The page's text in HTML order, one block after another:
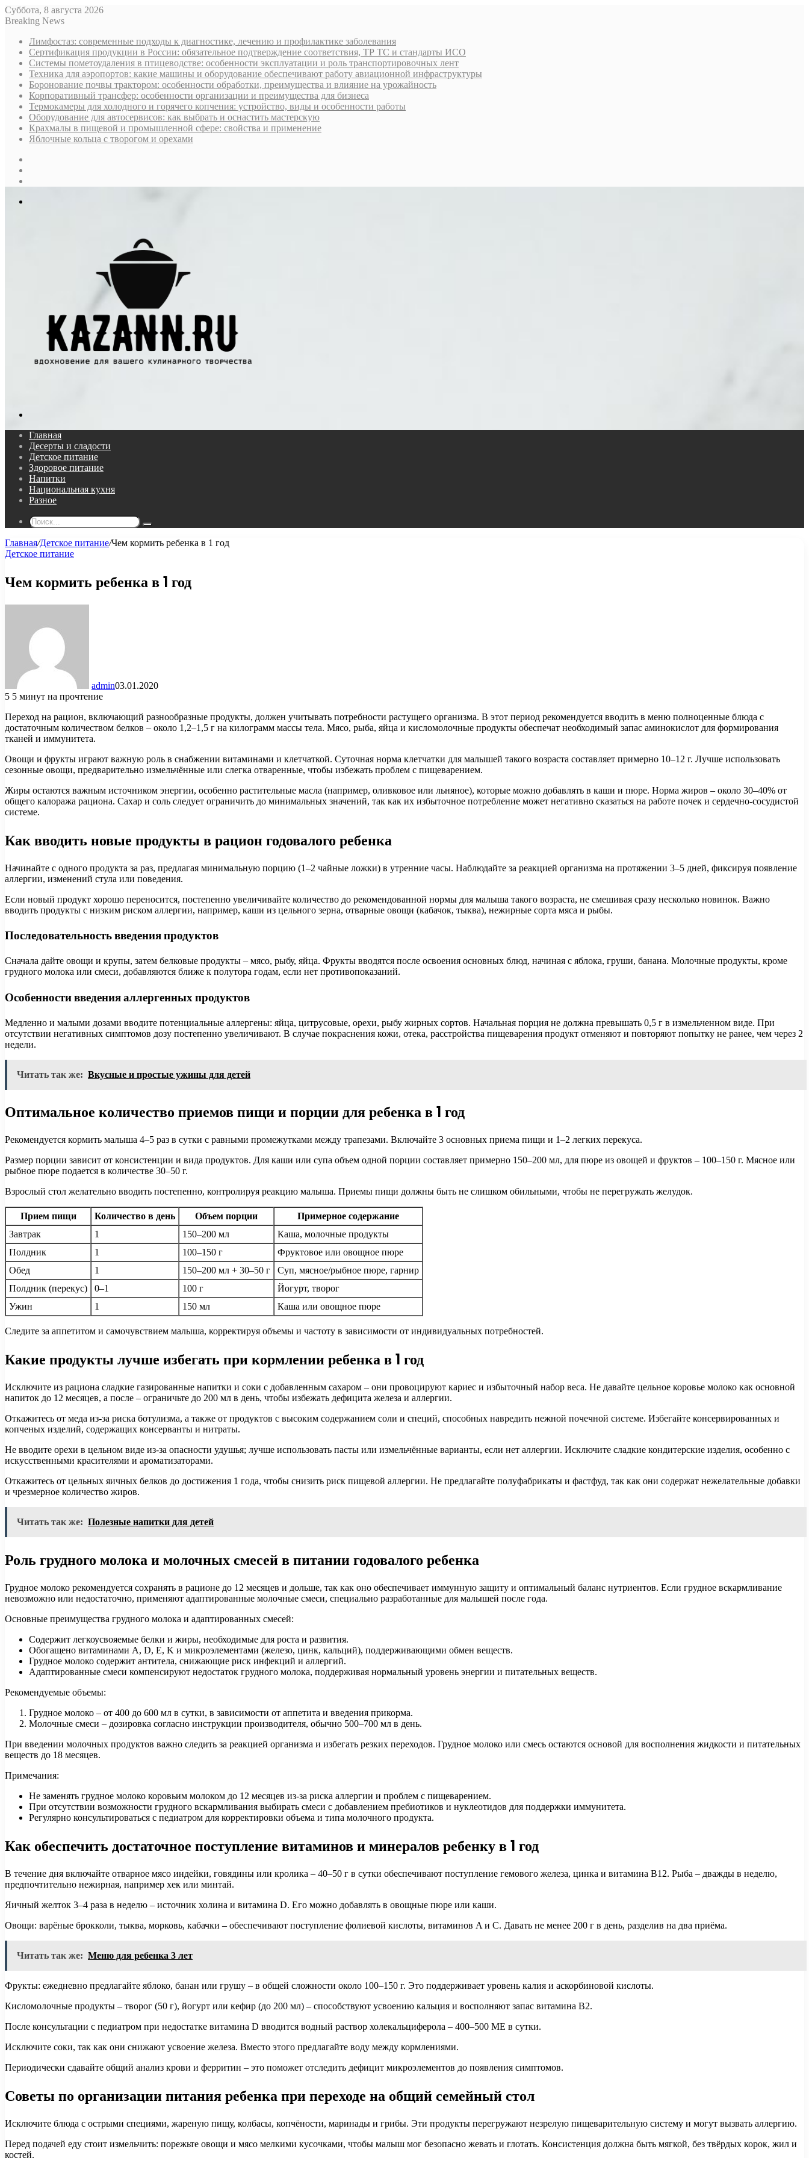
Суббота, 8 августа 2026
Breaking News
Лимфостаз: современные подходы к диагностике, лечению и профилактике заболевания
Сертификация продукции в России: обязательное подтверждение соответствия, ТР ТС и стандарты ИСО
Системы пометоудаления в птицеводстве: особенности эксплуатации и роль транспортировочных лент
Техника для аэропортов: какие машины и оборудование обеспечивают работу авиационной инфраструктуры
Боронование почвы трактором: особенности обработки, преимущества и влияние на урожайность
Корпоративный трансфер: особенности организации и преимущества для бизнеса
Термокамеры для холодного и горячего копчения: устройство, виды и особенности работы
Оборудование для автосервисов: как выбрать и оснастить мастерскую
Крахмалы в пищевой и промышленной сфере: свойства и применение
Яблочные кольца с творогом и орехами
Главная
Десерты и сладости
Детское питание
Здоровое питание
Напитки
Национальная кухня
Разное
Поиск...
Главная/Детское питание/Чем кормить ребенка в 1 год
Детское питание
Чем кормить ребенка в 1 год
admin03.01.2020
5 5 минут на прочтение
Переход на рацион, включающий разнообразные продукты, должен учитывать потребности растущего организма. В этот период рекомендуется вводить в меню полноценные блюда с
достаточным количеством белков – около 1,2–1,5 г на килограмм массы тела. Мясо, рыба, яйца и кисломолочные продукты обеспечат необходимый запас аминокислот для формирования
тканей и иммунитета.
Овощи и фрукты играют важную роль в снабжении витаминами и клетчаткой. Суточная норма клетчатки для малышей такого возраста составляет примерно 10–12 г. Лучше использовать
сезонные овощи, предварительно измельчённые или слегка отваренные, чтобы избежать проблем с пищеварением.
Жиры остаются важным источником энергии, особенно растительные масла (например, оливковое или льняное), которые можно добавлять в каши и пюре. Норма жиров – около 30–40% от
общего калоража рациона. Сахар и соль следует ограничить до минимальных значений, так как их избыточное потребление может негативно сказаться на работе почек и сердечно-сосудистой
системе.
Как вводить новые продукты в рацион годовалого ребенка
Начинайте с одного продукта за раз, предлагая минимальную порцию (1–2 чайные ложки) в утренние часы. Наблюдайте за реакцией организма на протяжении 3–5 дней, фиксируя появление
аллергии, изменений стула или поведения.
Если новый продукт хорошо переносится, постепенно увеличивайте количество до рекомендованной нормы для малыша такого возраста, не смешивая сразу несколько новинок. Важно
вводить продукты с низким риском аллергии, например, каши из цельного зерна, отварные овощи (кабачок, тыква), нежирные сорта мяса и рыбы.
Последовательность введения продуктов
Сначала дайте овощи и крупы, затем белковые продукты – мясо, рыбу, яйца. Фрукты вводятся после освоения основных блюд, начиная с яблока, груши, банана. Молочные продукты, кроме
грудного молока или смеси, добавляются ближе к полутора годам, если нет противопоказаний.
Особенности введения аллергенных продуктов
Медленно и малыми дозами вводите потенциальные аллергены: яйца, цитрусовые, орехи, рыбу жирных сортов. Начальная порция не должна превышать 0,5 г в измельченном виде. При
отсутствии негативных симптомов дозу постепенно увеличивают. В случае покраснения кожи, отека, расстройства пищеварения продукт отменяют и повторяют попытку не ранее, чем через 2
недели.
Читать так же: Вкусные и простые ужины для детей
Оптимальное количество приемов пищи и порции для ребенка в 1 год
Рекомендуется кормить малыша 4–5 раз в сутки с равными промежутками между трапезами. Включайте 3 основных приема пищи и 1–2 легких перекуса.
Размер порции зависит от консистенции и вида продуктов. Для каши или супа объем одной порции составляет примерно 150–200 мл, для пюре из овощей и фруктов – 100–150 г. Мясное или
рыбное пюре подается в количестве 30–50 г.
Взрослый стол желательно вводить постепенно, контролируя реакцию малыша. Приемы пищи должны быть не слишком обильными, чтобы не перегружать желудок.
Прием пищи Количество в день Объем порции
Примерное содержание
Завтрак
1 150–200 мл
Каша, молочные продукты
Полдник
1 100–150 г
Фруктовое или овощное пюре
Обед
1 150–200 мл + 30–50 г
Суп, мясное/рыбное пюре, гарнир
Полдник (перекус)
0–1 100 г
Йогурт, творог
Ужин
1 150 мл Каша или овощное пюре
Следите за аппетитом и самочувствием малыша, корректируя объемы и частоту в зависимости от индивидуальных потребностей.
Какие продукты лучше избегать при кормлении ребенка в 1 год
Исключите из рациона сладкие газированные напитки и соки с добавленным сахаром – они провоцируют кариес и избыточный набор веса. Не давайте цельное коровье молоко как основной
напиток до 12 месяцев, а после – ограничьте до 200 мл в день, чтобы избежать дефицита железа и аллергии.
Откажитесь от меда из-за риска ботулизма, а также от продуктов с высоким содержанием соли и специй, способных навредить нежной почечной системе. Избегайте консервированных и
копченых изделий, содержащих консерванты и нитраты.
Не вводите орехи в цельном виде из-за опасности удушья; лучше использовать пасты или измельчённые варианты, если нет аллергии. Исключите сладкие кондитерские изделия, особенно с
искусственными красителями и ароматизаторами.
Откажитесь от цельных яичных белков до достижения 1 года, чтобы снизить риск пищевой аллергии. Не предлагайте полуфабрикаты и фастфуд, так как они содержат нежелательные добавки
и чрезмерное количество жиров.
Читать так же: Полезные напитки для детей
Роль грудного молока и молочных смесей в питании годовалого ребенка
Грудное молоко рекомендуется сохранять в рационе до 12 месяцев и дольше, так как оно обеспечивает иммунную защиту и оптимальный баланс нутриентов. Если грудное вскармливание
невозможно или недостаточно, применяют адаптированные молочные смеси, специально разработанные для малышей после года.
Основные преимущества грудного молока и адаптированных смесей:
Содержит легкоусвояемые белки и жиры, необходимые для роста и развития.
Обогащено витаминами A, D, E, K и микроэлементами (железо, цинк, кальций), поддерживающими обмен веществ.
Грудное молоко содержит антитела, снижающие риск инфекций и аллергий.
Адаптированные смеси компенсируют недостаток грудного молока, поддерживая нормальный уровень энергии и питательных веществ.
Рекомендуемые объемы:
Грудное молоко – от 400 до 600 мл в сутки, в зависимости от аппетита и введения прикорма.
Молочные смеси – дозировка согласно инструкции производителя, обычно 500–700 мл в день.
При введении молочных продуктов важно следить за реакцией организма и избегать резких переходов. Грудное молоко или смесь остаются основой для восполнения жидкости и питательных
веществ до 18 месяцев.
Примечания:
Не заменять грудное молоко коровьим молоком до 12 месяцев из-за риска аллергии и проблем с пищеварением.
При отсутствии возможности грудного вскармливания выбирать смеси с добавлением пребиотиков и нуклеотидов для поддержки иммунитета.
Регулярно консультироваться с педиатром для корректировки объема и типа молочного продукта.
Как обеспечить достаточное поступление витаминов и минералов ребенку в 1 год
В течение дня включайте отварное мясо индейки, говядины или кролика – 40–50 г в сутки обеспечивают поступление гемового железа, цинка и витамина B12. Рыба – дважды в неделю,
предпочтительно нежирная, например хек или минтай.
Яичный желток 3–4 раза в неделю – источник холина и витамина D. Его можно добавлять в овощные пюре или каши.
Овощи: варёные брокколи, тыква, морковь, кабачки – обеспечивают поступление фолиевой кислоты, витаминов A и C. Давать не менее 200 г в день, разделив на два приёма.
Читать так же: Меню для ребенка 3 лет
Фрукты: ежедневно предлагайте яблоко, банан или грушу – в общей сложности около 100–150 г. Это поддерживает уровень калия и аскорбиновой кислоты.
Кисломолочные продукты – творог (50 г), йогурт или кефир (до 200 мл) – способствуют усвоению кальция и восполняют запас витамина B2.
После консультации с педиатром при недостатке витамина D вводится водный раствор холекальциферола – 400–500 МЕ в сутки.
Исключите соки, так как они снижают усвоение железа. Вместо этого предлагайте воду между кормлениями.
Периодически сдавайте общий анализ крови и ферритин – это поможет отследить дефицит микроэлементов до появления симптомов.
Советы по организации питания ребенка при переходе на общий семейный стол
Исключите блюда с острыми специями, жареную пищу, колбасы, копчёности, маринады и грибы. Эти продукты перегружают незрелую пищеварительную систему и могут вызвать аллергию.
Перед подачей еду стоит измельчить: порежьте овощи и мясо мелкими кусочками, чтобы малыш мог безопасно жевать и глотать. Консистенция должна быть мягкой, без твёрдых корок, жил и
костей.